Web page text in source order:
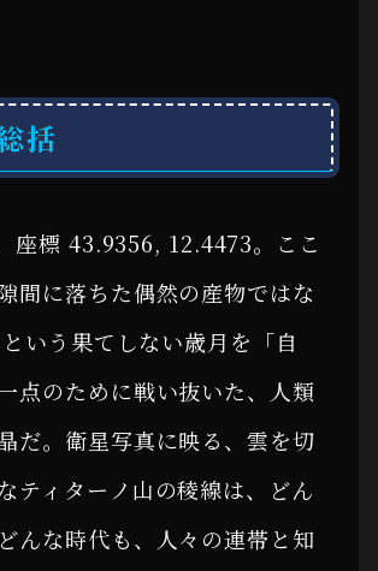
括
座標 43.9356, 12.4473。ここ
間に落ちた偶然の産物ではな
いう果てしない歳月を「自
点のために戦い抜いた、人類
だ。衛星写真に映る、雲を切
ティターノ山の稜線は、どん
んな時代も、人々の連帯と知